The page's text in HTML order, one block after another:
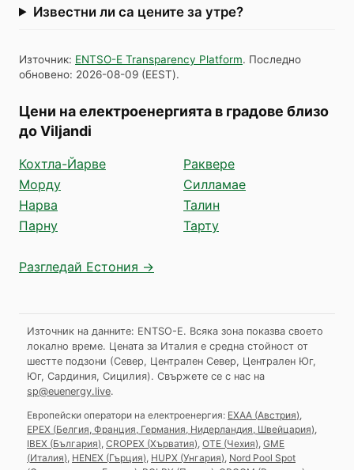
Известни ли са цените за утре?
Източник: ENTSO-E Transparency Platform. Последно
обновено: 2026-08-09 (EEST).
Цени на електроенергията в градове близо
до Viljandi
Кохтла-Йарве
Морду
Нарва
Парну
Раквере
Силламае
Талин
Тарту
Разгледай Естония →
Източник на данните: ENTSO-E. Всяка зона показва своето
локално време. Цената за Италия е средна стойност от
шестте подзони (Север, Централен Север, Централен Юг,
Юг, Сардиния, Сицилия). Свържете се с нас на
sp@euenergy.live.
Европейски оператори на електроенергия: EXAA (Австрия)
EPEX (Белгия, Франция, Германия, Нидерландия, Швейцария)
IBEX (България) CROPEX (Хърватия) OTE (Чехия) GME
(Италия) HENEX (Гърция) HUPX (Унгария) Nord Pool Spot